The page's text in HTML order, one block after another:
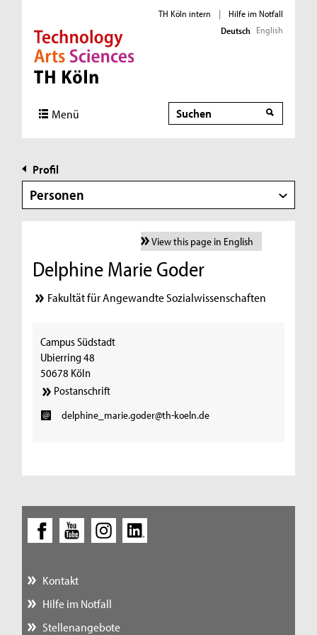
Direkt zur Hauptnavigation
Direkt zur Subnavigation
Direkt zum Inhalt
Direkt zum Fußbereich
TH Köln intern |
Hilfe im Notfall
Deutsch English
Menü Suche
Profil
Personen
View this page in English
Delphine Marie Goder
Fakultät für Angewandte Sozialwissenschaften
Campus Südstadt
Ubierring 48
50678 Köln
Postanschrift
delphine_marie.goder@th-koeln.de
Kontakt
Hilfe im Notfall
Stellenangebote